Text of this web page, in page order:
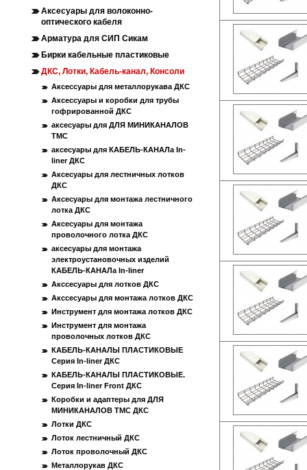
Аксесуары для волоконно-
оптического кабеля
Арматура для СИП Сикам
Бирки кабельные пластиковые
ДКС, Лотки, Кабель-канал, Консоли
Аксессуары для металлорукава ДКС
Аксессуары и коробки для трубы
гофрированной ДКС
аксесуары для ДЛЯ МИНИКАНАЛОВ
ТМС
аксесуары для КАБЕЛЬ-КАНАЛа In-
liner ДКС
Аксесуары для лестничных лотков
ДКС
Аксесуары для монтажа лестничного
лотка ДКС
Аксесуары для монтажа
проволочного лотка ДКС
аксесуары для монтажа
электроустановочных изделий
КАБЕЛЬ-КАНАЛа In-liner
Акссесуары для лотков ДКС
Акссесуары для монтажа лотков ДКС
Инструмент для монтажа лотков ДКС
Инструмент для монтажа
проволочных лотков ДКС
КАБЕЛЬ-КАНАЛЫ ПЛАСТИКОВЫЕ
Серия In-liner ДКС
КАБЕЛЬ-КАНАЛЫ ПЛАСТИКОВЫЕ.
Серия In-liner Front ДКС
Коробки и адаптеры для ДЛЯ
МИНИКАНАЛОВ ТМС ДКС
Лотки ДКС
Лоток лестничный ДКС
Лоток проволочный ДКС
Металлорукав ДКС